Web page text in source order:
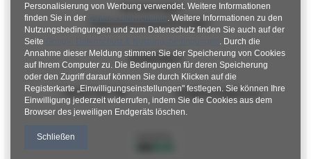
Verordnungen
Datenschutzbestimmungen
KONTAKT
+48 601 547 740 hurt@factoryprice.eu
Personalisierung von Werbung verwendet. Weitere Informationen
finden Sie in der
Datenschutzrichtlinie. Weitere Informationen zu den
Nutzungsbedingungen und zum Datenschutz finden Sie auch auf der
Seite
. Durch die
Annahme dieser Meldung stimmen Sie der Speicherung von Cookies
auf Ihrem Computer zu. Die Bedingungen für deren Speicherung
oder den Zugriff darauf können Sie durch Klicken auf die
Registerkarte „Einwilligungseinstellungen" festlegen. Sie können Ihre
Einwilligung jederzeit widerrufen, indem Sie die Cookies aus dem
Browser des jeweiligen Endgeräts löschen.
Schließen